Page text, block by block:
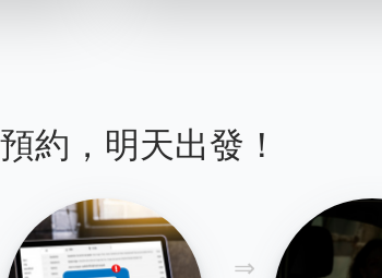
約，明天出發！